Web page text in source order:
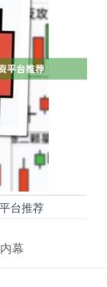
台推荐
幕